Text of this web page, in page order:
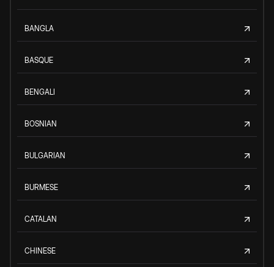
BANGLA
BASQUE
BENGALI
BOSNIAN
BULGARIAN
BURMESE
CATALAN
CHINESE